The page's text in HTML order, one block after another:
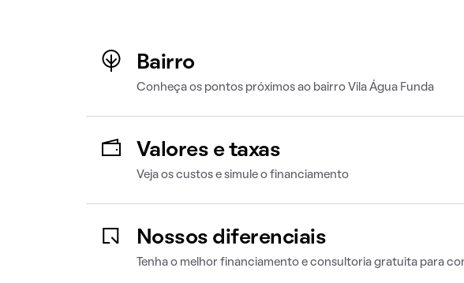
Bairro
Conheça os pontos próximos ao bairro Vila Água Funda
Valores e taxas
Veja os custos e simule o financiamento
Nossos diferenciais
Tenha o melhor financiamento e consultoria gratuita para